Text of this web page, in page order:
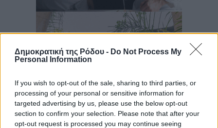
Δημοκρατική της Ρόδου - Do Not Process My
Personal Information
If you wish to opt-out of the sale, sharing to third parties, or
processing of your personal or sensitive information for
targeted advertising by us, please use the below opt-out
section to confirm your selection. Please note that after your
opt-out request is processed you may continue seeing